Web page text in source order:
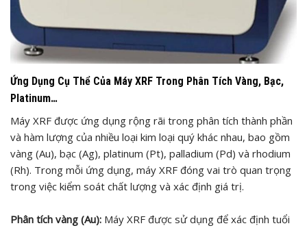
Ứng Dụng Cụ Thể Của Máy XRF Trong Phân Tích Vàng, Bạc,
Platinum…
Máy XRF được ứng dụng rộng rãi trong phân tích thành phần
và hàm lượng của nhiều loại kim loại quý khác nhau, bao gồm
vàng (Au), bạc (Ag), platinum (Pt), palladium (Pd) và rhodium
(Rh). Trong mỗi ứng dụng, máy XRF đóng vai trò quan trọng
trong việc kiểm soát chất lượng và xác định giá trị.
Phân tích vàng (Au): Máy XRF được sử dụng để xác định tuổi